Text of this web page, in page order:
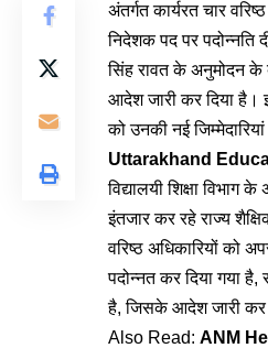
अंतर्गत कार्यरत चार
निदेशक पद पर पदोन्नति
सिंह रावत के अनुमोदन के
आदेश जारी कर दिया है।
को उनकी नई
Uttarakhand
विद्यालयी शिक्षा विभाग
इंतजार कर रहे राज्य
वरिष्ठ अधिकारियों को
पदोन्नत कर दिया गया है,
है, जिसके आदेश जारी कर
Also Read: ANM